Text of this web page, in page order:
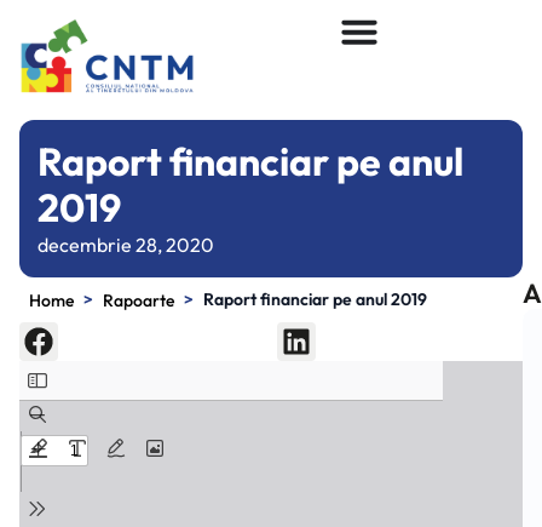
Raport financiar pe anul
2019
decembrie 28, 2020
Home > Rapoarte > Raport financiar pe anul 2019